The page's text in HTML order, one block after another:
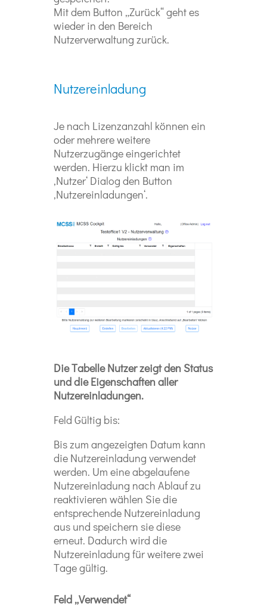
Mit dem Button „Zurück“ geht es
wieder in den Bereich
Nutzerverwaltung zurück.
Nutzereinladung
Je nach Lizenzanzahl können ein
oder mehrere weitere
Nutzerzugänge eingerichtet
werden. Hierzu klickt man im
‚Nutzer‘ Dialog den Button
‚Nutzereinladungen‘.
Die Tabelle Nutzer zeigt den Status
und die Eigenschaften aller
Nutzereinladungen.
Feld Gültig bis:
Bis zum angezeigten Datum kann
die Nutzereinladung verwendet
werden. Um eine abgelaufene
Nutzereinladung nach Ablauf zu
reaktivieren wählen Sie die
entsprechende Nutzereinladung
aus und speichern sie diese
erneut. Dadurch wird die
Nutzereinladung für weitere zwei
Tage gültig.
Feld „Verwendet“